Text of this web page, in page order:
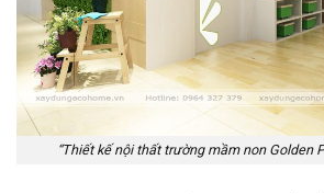
“Thiết kế nội thất trường mầm non Golden